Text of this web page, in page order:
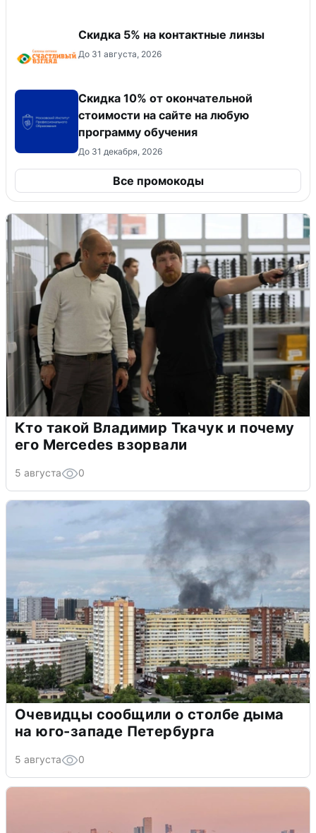
Скидка 5% на контактные линзы
До 31 августа, 2026
Скидка 10% от окончательной
стоимости на сайте на любую
программу обучения
До 31 декабря, 2026
Все промокоды
Кто такой Владимир Ткачук и почему
его Mercedes взорвали
5 августа 0
Очевидцы сообщили о столбе дыма
на юго-западе Петербурга
5 августа 0